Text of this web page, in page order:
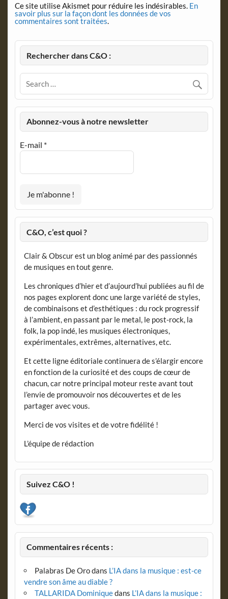
Ce site utilise Akismet pour réduire les indésirables. En
savoir plus sur la façon dont les données de vos
commentaires sont traitées
Rechercher dans C&O :
Abonnez-vous à notre newsletter
E-mail *
C&O, c’est quoi ?
Clair & Obscur est un blog animé par des passionnés
de musiques en tout genre.
Les chroniques d’hier et d’aujourd’hui publiées au fil de
nos pages explorent donc une large variété de styles,
de combinaisons et d’esthétiques : du rock progressif
à l’ambient, en passant par le metal, le post-rock, la
folk, la pop indé, les musiques électroniques,
expérimentales, extrêmes, alternatives, etc.
Et cette ligne éditoriale continuera de s’élargir encore
en fonction de la curiosité et des coups de cœur de
chacun, car notre principal moteur reste avant tout
l’envie de promouvoir nos découvertes et de les
partager avec vous.
Merci de vos visites et de votre fidélité !
L’équipe de rédaction
Suivez C&O !
Commentaires récents :
Palabras De Orodans L’IA dans la musique : est-ce
vendre son âme au diable ?
TALLARIDA Dominiquedans L’IA dans la musique :